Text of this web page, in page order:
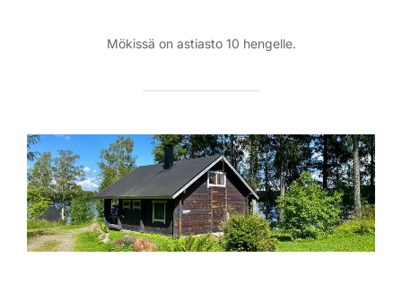
Mökissä on astiasto 10 hengelle.